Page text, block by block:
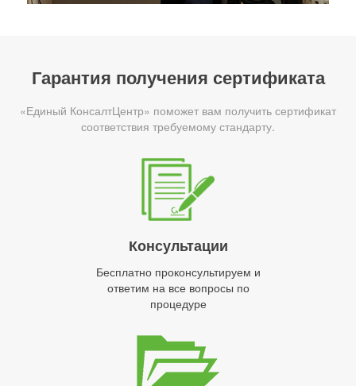
Гарантия получения сертификата
«Единый КонсалтЦентр» поможет вам получить сертификат
соответствия требуемому стандарту.
Консультации
Бесплатно проконсультируем и
ответим на все вопросы по
процедуре